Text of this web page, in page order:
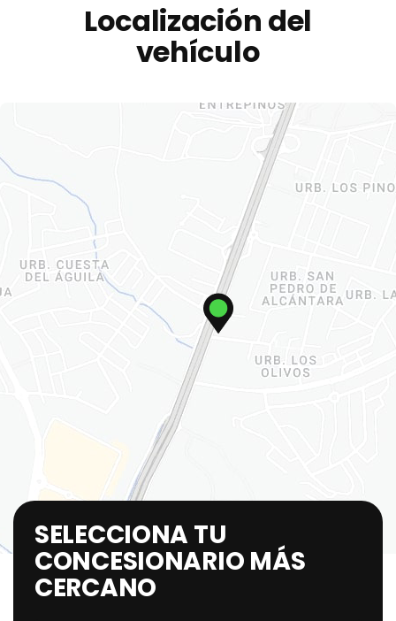
Localización del
vehículo
SELECCIONA TU
CONCESIONARIO MÁS
CERCANO